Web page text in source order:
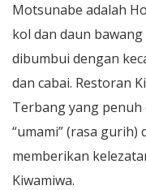
Motsunabe adalah
kol dan daun
dibumbui dengan
dan cabai. Restoran
Terbang yang penuh
“umami” (rasa gurih)
memberikan
Kiwamiwa.